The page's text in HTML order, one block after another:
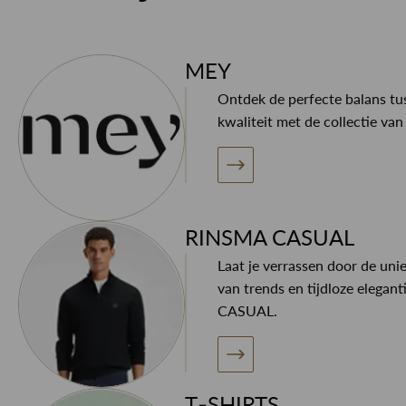
MEY
Ontdek de perfecte balans
kwaliteit met de collectie van
RINSMA CASUAL
Laat je verrassen door de
van trends en tijdloze
CASUAL.